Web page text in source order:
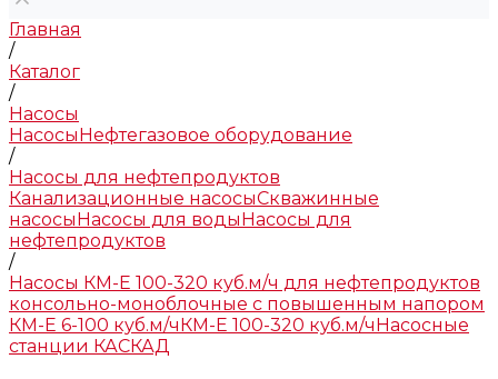
Главная
/
Каталог
/
Насосы
НасосыНефтегазовое оборудование
/
Насосы для нефтепродуктов
Канализационные насосыСкважинные
насосыНасосы для водыНасосы для
нефтепродуктов
/
Насосы КМ-Е 100-320 куб.м/ч для нефтепродуктов
консольно-моноблочные с повышенным напором
КМ-Е 6-100 куб.м/чКМ-Е 100-320 куб.м/чНасосные
станции КАСКАД